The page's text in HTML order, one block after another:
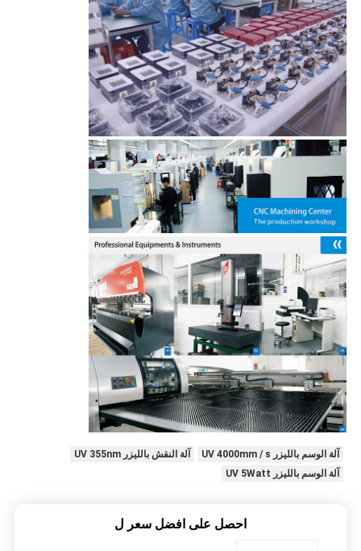
آلة الوسم بالليزر UV 4000mm / s
آلة النقش بالليزر UV 355nm
آلة الوسم بالليزر UV 5Watt
احصل على افضل سعر ل